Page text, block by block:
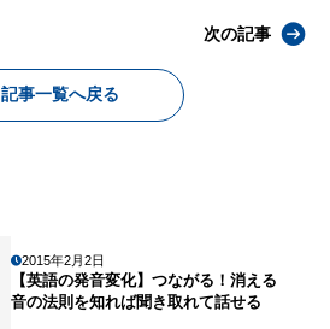
記事一覧へ戻る
次の記事
2015年2月2日
【英語の発音変化】つながる！消える
音の法則を知れば聞き取れて話せる